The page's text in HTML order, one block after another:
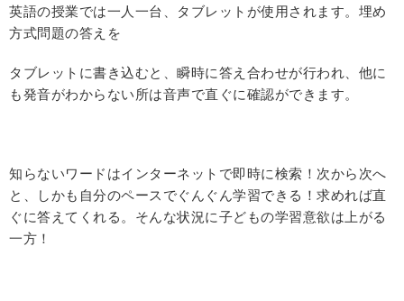
英語の授業では一人一台、タブレットが使用されます。埋め
方式問題の答えを
タブレットに書き込むと、瞬時に答え合わせが行われ、他に
も発音がわからない所は音声で直ぐに確認ができます。
知らないワードはインターネットで即時に検索！次から次へ
と、しかも自分のペースでぐんぐん学習できる！求めれば直
ぐに答えてくれる。そんな状況に子どもの学習意欲は上がる
一方！